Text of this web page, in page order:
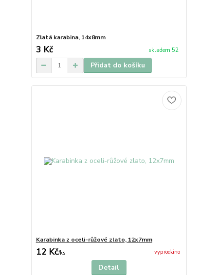
Zlatá karabina, 14x8mm
3 Kč skladem 52
Přidat do košíku
Karabinka z oceli-růžové zlato, 12x7mm
12 Kč/ks vyprodáno
Detail